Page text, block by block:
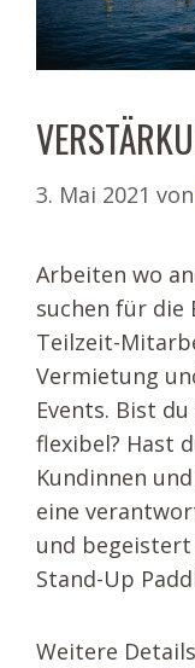
3. Mai 2021 von
Arbeiten wo
suchen für die
Teilzeit-
Vermietung
Events. Bist
flexibel? Hast
Kundinnen
eine
und
Stand-Up
Weitere